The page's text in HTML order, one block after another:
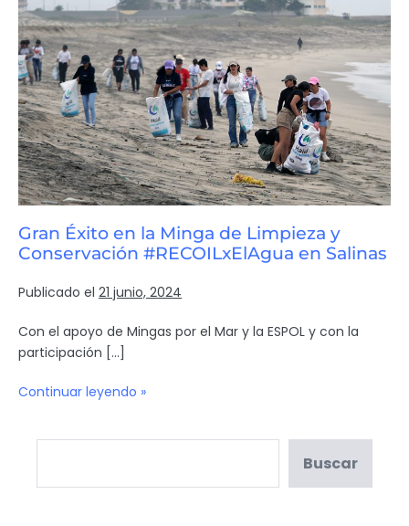
Gran Éxito en la Minga de Limpieza y
Conservación #RECOILxElAgua en Salinas
Publicado el 21 junio, 2024
Con el apoyo de Mingas por el Mar y la ESPOL y con la
participación […]
Continuar leyendo »
Buscar